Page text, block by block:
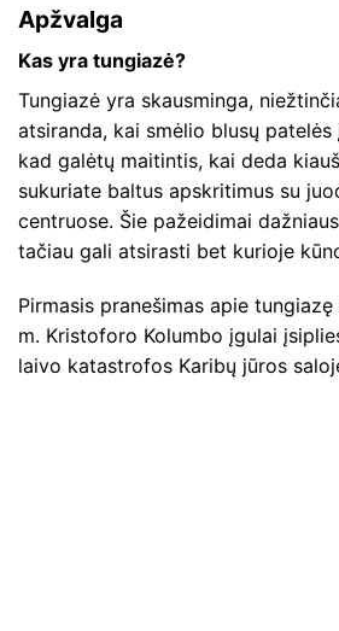
Apžvalga
Kas yra tungiazė?
Tungiazė yra skausminga,
atsiranda, kai smėlio blusų patelės
kad galėtų maitintis, kai deda
sukuriate baltus apskritimus su
centruose. Šie pažeidimai
tačiau gali atsirasti bet kurioje
Pirmasis pranešimas apie
m. Kristoforo Kolumbo įgulai
laivo katastrofos Karibų jūros